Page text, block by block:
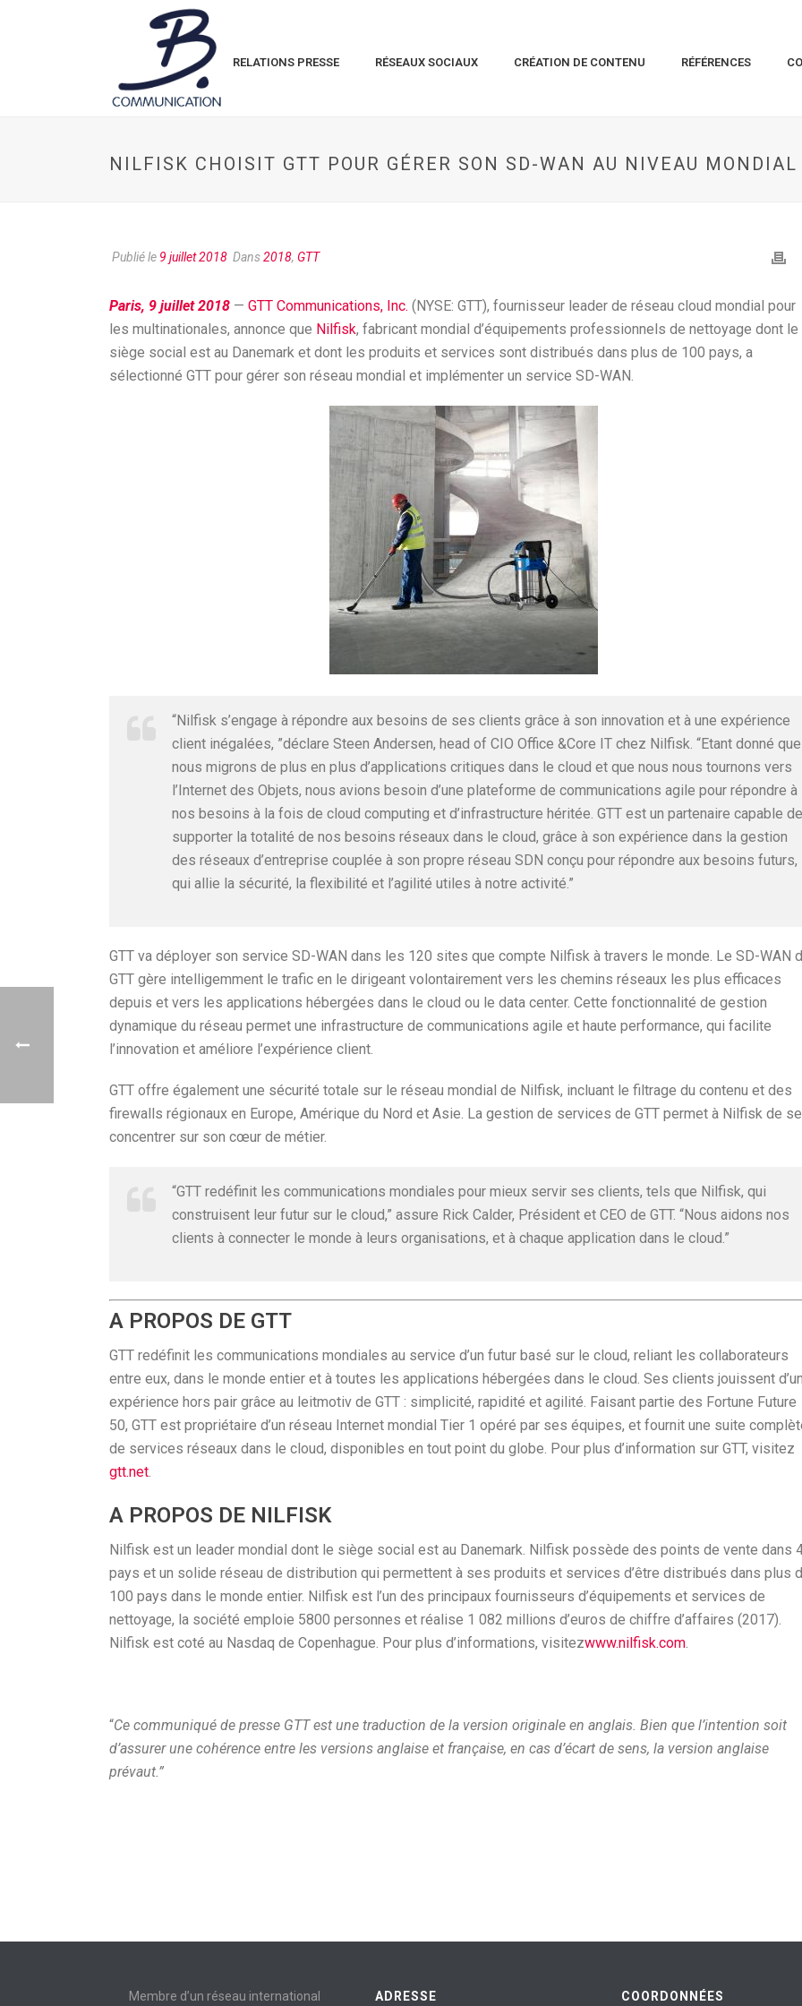
RELATIONS PRESSE RÉSEAUX SOCIAUX CRÉATION DE CONTENU RÉFÉRENCES
NILFISK CHOISIT GTT POUR GÉRER SON SD-WAN AU NIVEAU MONDIAL
Publié le 9 juillet 2018 Dans2018, GTT
Paris, 9 juillet 2018 — GTT Communications, Inc. (NYSE: GTT), fournisseur leader de réseau cloud mondial pour
les multinationales, annonce que Nilfisk, fabricant mondial d’équipements professionnels de nettoyage dont le
siège social est au Danemark et dont les produits et services sont distribués dans plus de 100 pays, a
sélectionné GTT pour gérer son réseau mondial et implémenter un service SD-WAN.
“Nilfisk s’engage à répondre aux besoins de ses clients grâce à son innovation et à une expérience
client inégalées, ”déclare Steen Andersen, head of CIO Office &Core IT chez Nilfisk. “Etant donné que
nous migrons de plus en plus d’applications critiques dans le cloud et que nous nous tournons vers
l’Internet des Objets, nous avions besoin d’une plateforme de communications agile pour répondre à
nos besoins à la fois de cloud computing et d’infrastructure héritée. GTT est un partenaire capable de
supporter la totalité de nos besoins réseaux dans le cloud, grâce à son expérience dans la gestion
des réseaux d’entreprise couplée à son propre réseau SDN conçu pour répondre aux besoins futurs,
qui allie la sécurité, la flexibilité et l’agilité utiles à notre activité.”
GTT va déployer son service SD-WAN dans les 120 sites que compte Nilfisk à travers le monde. Le SD-WAN
GTT gère intelligemment le trafic en le dirigeant volontairement vers les chemins réseaux les plus efficaces
depuis et vers les applications hébergées dans le cloud ou le data center. Cette fonctionnalité de gestion
dynamique du réseau permet une infrastructure de communications agile et haute performance, qui facilite
l’innovation et améliore l’expérience client.
GTT offre également une sécurité totale sur le réseau mondial de Nilfisk, incluant le filtrage du contenu et des
firewalls régionaux en Europe, Amérique du Nord et Asie. La gestion de services de GTT permet à Nilfisk de se
concentrer sur son cœur de métier.
“GTT redéfinit les communications mondiales pour mieux servir ses clients, tels que Nilfisk, qui
construisent leur futur sur le cloud,” assure Rick Calder, Président et CEO de GTT. “Nous aidons nos
clients à connecter le monde à leurs organisations, et à chaque application dans le cloud.”
A PROPOS DE GTT
GTT redéfinit les communications mondiales au service d’un futur basé sur le cloud, reliant les collaborateurs
entre eux, dans le monde entier et à toutes les applications hébergées dans le cloud. Ses clients jouissent
expérience hors pair grâce au leitmotiv de GTT : simplicité, rapidité et agilité. Faisant partie des Fortune Future
50, GTT est propriétaire d’un réseau Internet mondial Tier 1 opéré par ses équipes, et fournit une suite
de services réseaux dans le cloud, disponibles en tout point du globe. Pour plus d’information sur GTT, visitez
gtt.net.
A PROPOS DE NILFISK
Nilfisk est un leader mondial dont le siège social est au Danemark. Nilfisk possède des points de vente dans
pays et un solide réseau de distribution qui permettent à ses produits et services d’être distribués dans plus
100 pays dans le monde entier. Nilfisk est l’un des principaux fournisseurs d’équipements et services de
nettoyage, la société emploie 5800 personnes et réalise 1 082 millions d’euros de chiffre d’affaires (2017).
Nilfisk est coté au Nasdaq de Copenhague. Pour plus d’informations, visitezwww.nilfisk.com.
“Ce communiqué de presse GTT est une traduction de la version originale en anglais. Bien que l’intention soit
d’assurer une cohérence entre les versions anglaise et française, en cas d’écart de sens, la version anglaise
prévaut.”
Membre d’un réseau international ADRESSE COORDONNÉES